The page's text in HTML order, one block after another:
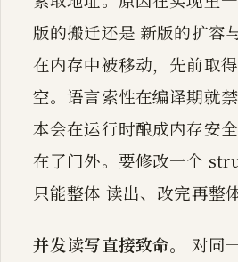
版的搬迁还是 新版的扩容
在内存中被移动，先前取
空。语言索性在编译期就
本会在运行时酿成内存安
在了门外。要修改一个
只能整体 读出、改完再整
并发读写直接致命。 对同